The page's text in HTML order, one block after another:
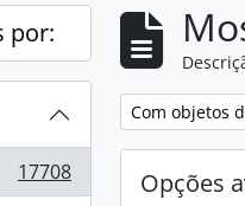
por:
17708
Remover filtro:
Com objetos
Opções